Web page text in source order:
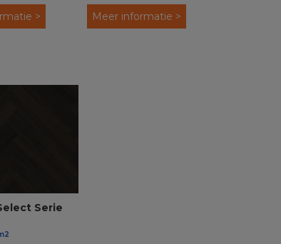
> PVC
Meer informatie >
Serie
PVC